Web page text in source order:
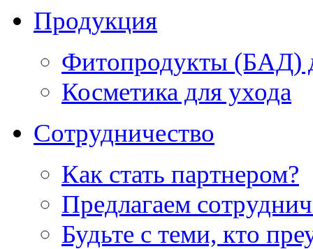
Продукция
Фитопродукты (БАД)
Косметика для ухода
Сотрудничество
Как стать партнером?
Предлагаем
Будьте с теми, кто